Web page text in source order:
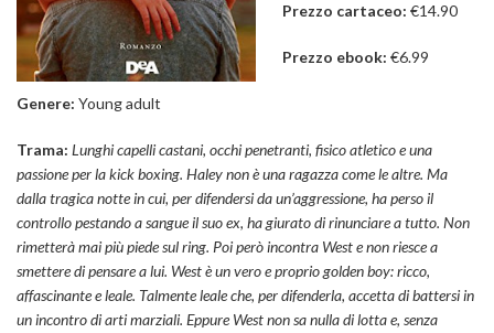
Prezzo cartaceo: €14.90
Prezzo ebook: €6.99
Genere: Young adult
Trama: Lunghi capelli castani, occhi penetranti, fisico atletico e una
passione per la kick boxing. Haley non è una ragazza come le altre. Ma
dalla tragica notte in cui, per difendersi da un’aggressione, ha perso il
controllo pestando a sangue il suo ex, ha giurato di rinunciare a tutto. Non
rimetterà mai più piede sul ring. Poi però incontra West e non riesce a
smettere di pensare a lui. West è un vero e proprio golden boy: ricco,
affascinante e leale. Talmente leale che, per difenderla, accetta di battersi in
un incontro di arti marziali. Eppure West non sa nulla di lotta e, senza